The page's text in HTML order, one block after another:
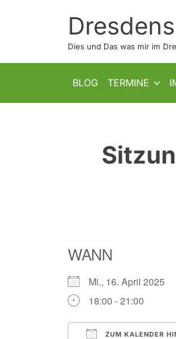
Dies und Das was mir im
BLOG TERMINE SHOW
WANN
Mi., 16. April 2025
18:00 - 21:00
ZUM KALENDER